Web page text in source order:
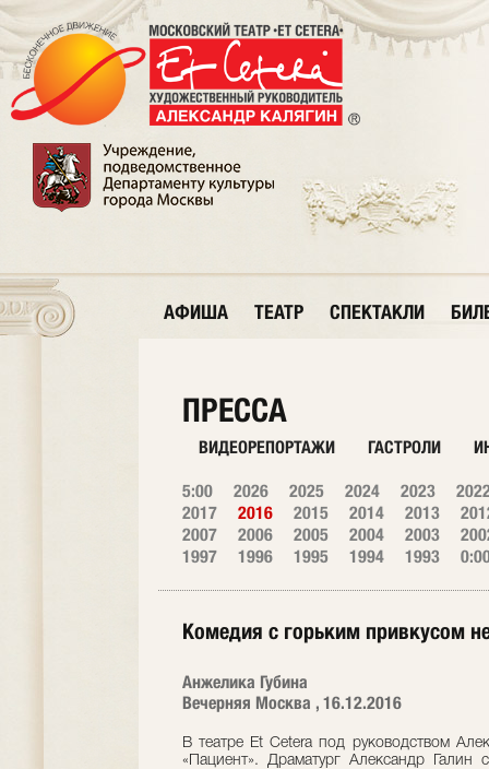
АФИША ТЕАТР СПЕКТАКЛИ
ПРЕССА
ВИДЕОРЕПОРТАЖИ ГАСТРОЛИ
5:00 2026 2025 2024 2023
2017
2016 2015 2014 2013
2007
2006 2005 2004 2003
1997
1996 1995 1994 1993
Комедия с горьким привкусом
Анжелика Губина
Вечерняя Москва , 16.12.2016
В театре Еt Cetera под руководством
«Пациент». Драматург Александр Галин